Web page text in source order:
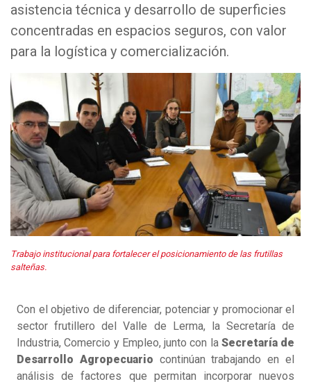
asistencia técnica y desarrollo de superficies
concentradas en espacios seguros, con valor
para la logística y comercialización.
Trabajo institucional para fortalecer el posicionamiento de las frutillas
salteñas.
Con el objetivo de diferenciar, potenciar y promocionar el
sector frutillero del Valle de Lerma, la Secretaría de
Industria, Comercio y Empleo, junto con la Secretaría de
Desarrollo Agropecuario continúan trabajando en el
análisis de factores que permitan incorporar nuevos